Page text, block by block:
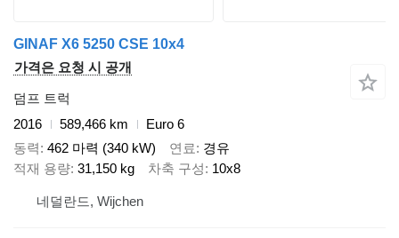
GINAF X6 5250 CSE 10x4
가격은 요청 시 공개
덤프 트럭
2016
589,466 km
Euro 6
동력 462 마력 (340 kW) 연료
경유
적재 용량 31,150 kg 차축 구성 10x8
네덜란드, Wijchen